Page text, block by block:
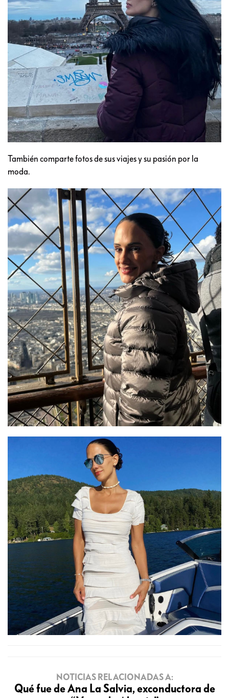
También comparte fotos de sus viajes y su pasión por la
moda.
NOTICIAS RELACIONADAS A:
Qué fue de Ana La Salvia, exconductora de